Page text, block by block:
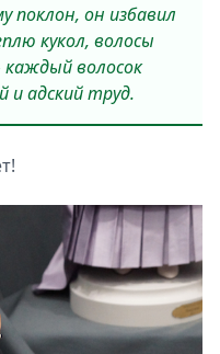
поклон, он избавил
кукол, волосы
волосок
и адский труд.